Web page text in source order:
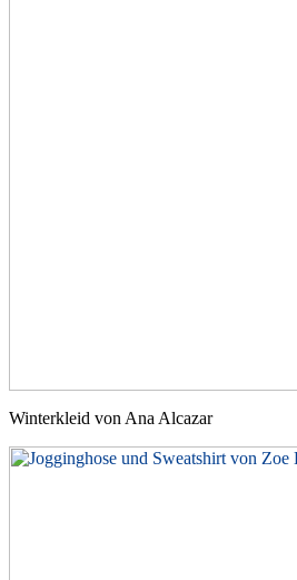
Winterkleid von Ana Alcazar